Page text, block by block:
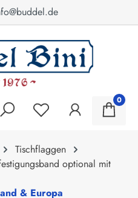
0
Tischflaggen
optional mit
& Europa